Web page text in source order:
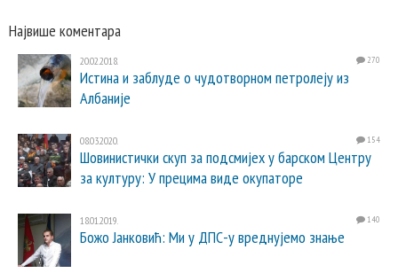
Највише коментара
20.02.2018. 270
Истина и заблуде о чудотворном петролеју из
Албаније
08.03.2020. 154
Шовинистички скуп за подсмијех у барском Центру
за културу: У прецима виде окупаторе
18.01.2019. 140
Божо Јанковић: Ми у ДПС-у вреднујемо знање